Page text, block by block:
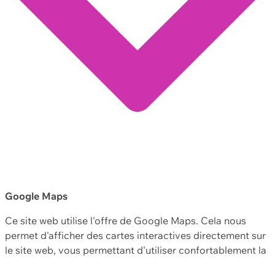
Google Maps
Ce site web utilise l'offre de Google Maps. Cela nous
permet d'afficher des cartes interactives directement sur
le site web, vous permettant d'utiliser confortablement la